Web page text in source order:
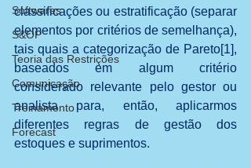
Softwares
S&OP
Teoria das Restrições
Comunicação
Treinamento
Forecast
classificações ou estratificação (separar
elementos por critérios de semelhança),
tais quais a categorização de Pareto[1],
baseados em algum critério
considerado relevante pelo gestor ou
analista para, então, aplicarmos
diferentes regras de gestão dos
estoques e suprimentos.